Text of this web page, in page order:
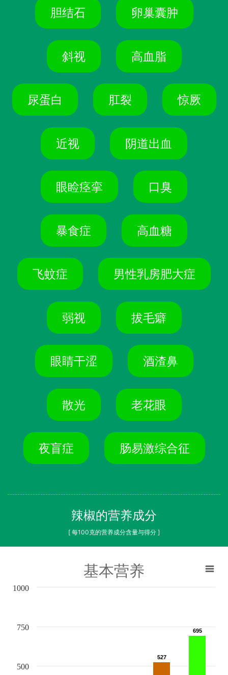
胆结石 卵巢囊肿
斜视 高血脂
尿蛋白 肛裂 惊厥
近视 阴道出血
眼睑痉挛 口臭
暴食症 高血糖
飞蚊症 男性乳房肥大症
弱视 拔毛癖
眼睛干涩 酒渣鼻
散光 老花眼
夜盲症 肠易激综合征
辣椒的营养成分
[ 每100克的营养成分含量与得分 ]
基本营养
527
527
695
695
500
750
1000